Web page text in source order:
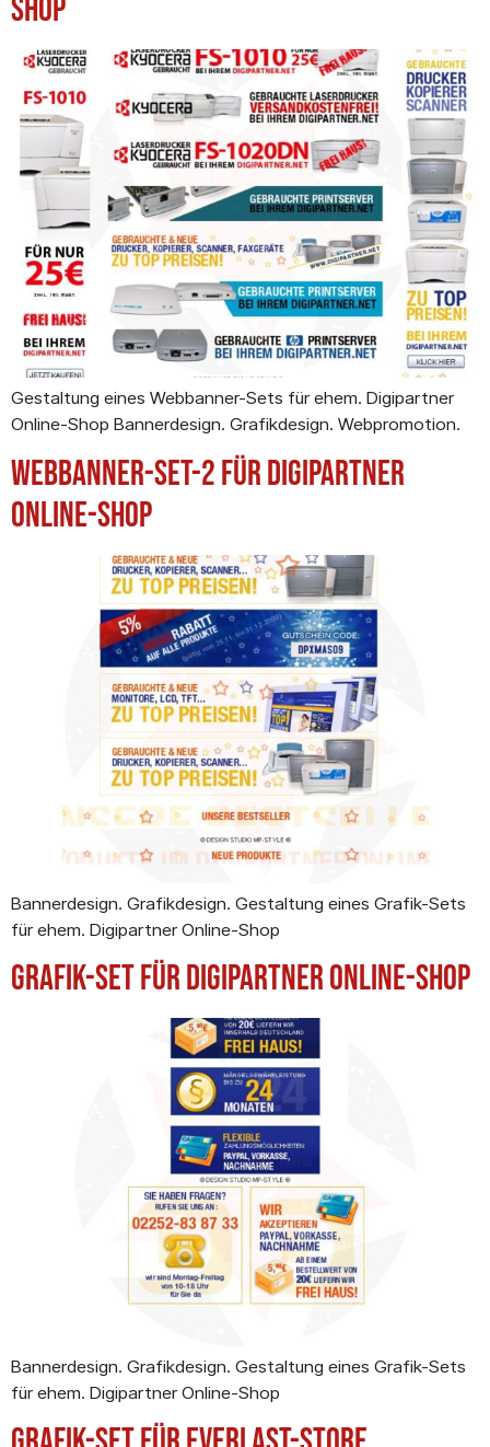
Shop
Gestaltung eines Webbanner-Sets für ehem. Digipartner
Online-Shop Bannerdesign. Grafikdesign. Webpromotion.
Webbanner-Set-2 für Digipartner
Online-Shop
Bannerdesign. Grafikdesign. Gestaltung eines Grafik-Sets
für ehem. Digipartner Online-Shop
Grafik-Set für Digipartner Online-Shop
Bannerdesign. Grafikdesign. Gestaltung eines Grafik-Sets
für ehem. Digipartner Online-Shop